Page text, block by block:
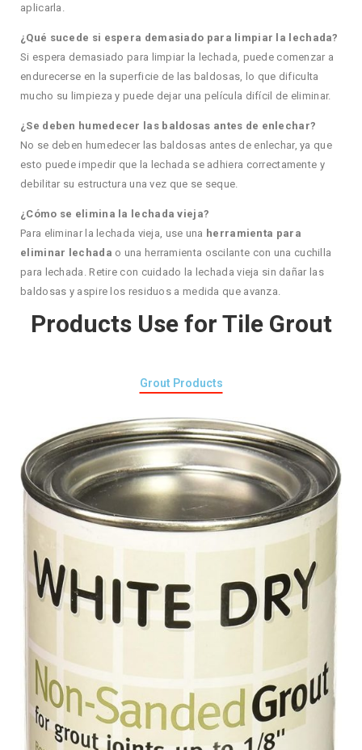
aplicarla.
¿Qué sucede si espera demasiado para limpiar la lechada?
Si espera demasiado para limpiar la lechada, puede comenzar a
endurecerse en la superficie de las baldosas, lo que dificulta
mucho su limpieza y puede dejar una película difícil de eliminar.
¿Se deben humedecer las baldosas antes de enlechar?
No se deben humedecer las baldosas antes de enlechar, ya que
esto puede impedir que la lechada se adhiera correctamente y
debilitar su estructura una vez que se seque.
¿Cómo se elimina la lechada vieja?
Para eliminar la lechada vieja, use una herramienta para
eliminar lechada o una herramienta oscilante con una cuchilla
para lechada. Retire con cuidado la lechada vieja sin dañar las
baldosas y aspire los residuos a medida que avanza.
Products Use for Tile Grout
Grout Products